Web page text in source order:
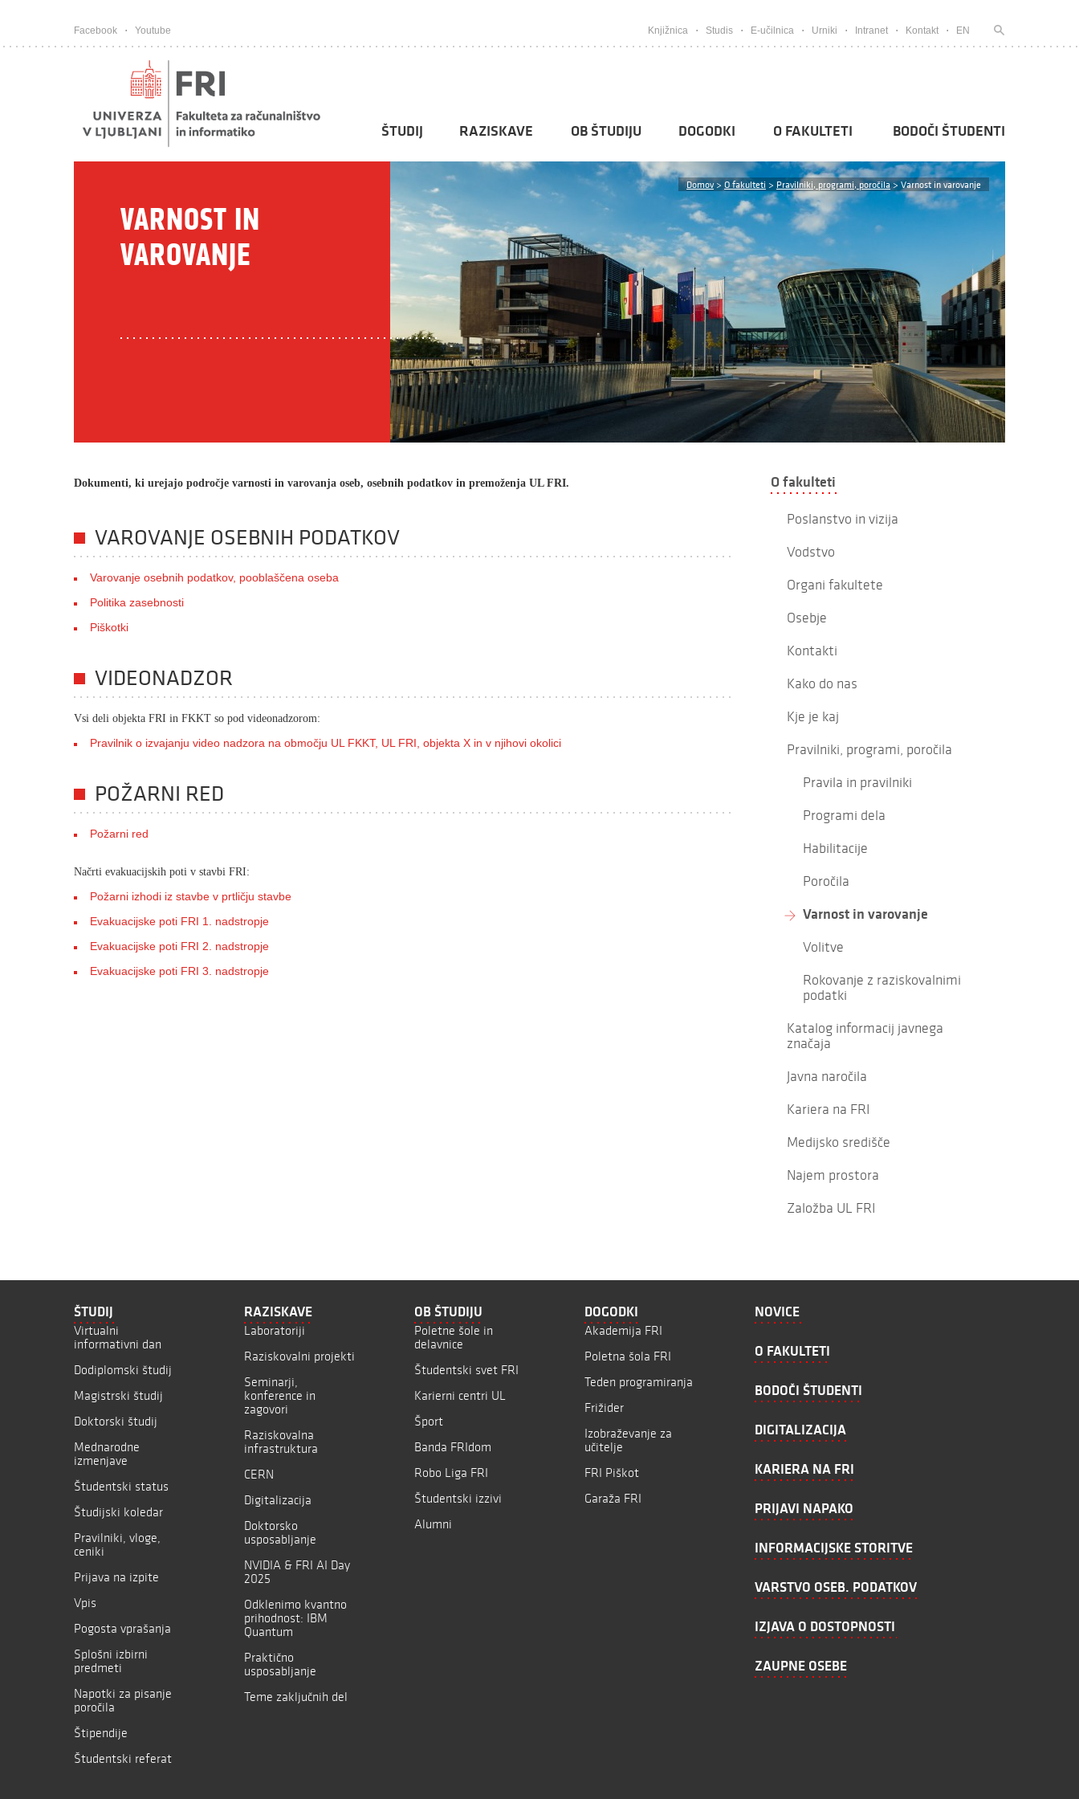
Facebook Youtube Knjižnica Studis E-učilnica Urniki Intranet Kontakt EN
ŠTUDIJ RAZISKAVE OB ŠTUDIJU DOGODKI O FAKULTETI BODOČI ŠTUDENTI
Domov > O fakulteti > Pravilniki, programi, poročila >Varnost in varovanje
VARNOST IN
VAROVANJE
Dokumenti, ki urejajo področje varnosti in varovanja oseb, osebnih podatkov in premoženja UL FRI.
VAROVANJE OSEBNIH PODATKOV
Varovanje osebnih podatkov, pooblaščena oseba
Politika zasebnosti
Piškotki
VIDEONADZOR
Vsi deli objekta FRI in FKKT so pod videonadzorom:
Pravilnik o izvajanju video nadzora na območju UL FKKT, UL FRI, objekta X in v njihovi okolici
POŽARNI RED
Požarni red
Načrti evakuacijskih poti v stavbi FRI:
Požarni izhodi iz stavbe v prtličju stavbe
Evakuacijske poti FRI 1. nadstropje
Evakuacijske poti FRI 2. nadstropje
Evakuacijske poti FRI 3. nadstropje
O fakulteti
Poslanstvo in vizija
Vodstvo
Organi fakultete
Osebje
Kontakti
Kako do nas
Kje je kaj
Pravilniki, programi, poročila
Pravila in pravilniki
Programi dela
Habilitacije
Poročila
Varnost in varovanje
Volitve
Rokovanje z raziskovalnimi
podatki
Katalog informacij javnega
značaja
Javna naročila
Kariera na FRI
Medijsko središče
Najem prostora
Založba UL FRI
ŠTUDIJ
Virtualni
informativni dan
Dodiplomski študij
Magistrski študij
Doktorski študij
Mednarodne
izmenjave
Študentski status
Študijski koledar
Pravilniki, vloge,
ceniki
Prijava na izpite
Vpis
Pogosta vprašanja
Splošni izbirni
predmeti
Napotki za pisanje
poročila
Štipendije
Študentski referat
RAZISKAVE
Laboratoriji
Raziskovalni projekti
Seminarji,
konference in
zagovori
Raziskovalna
infrastruktura
CERN
Digitalizacija
Doktorsko
usposabljanje
NVIDIA & FRI AI Day
2025
Odklenimo kvantno
prihodnost: IBM
Quantum
Praktično
usposabljanje
Teme zaključnih del
OB ŠTUDIJU
Poletne šole in
delavnice
Študentski svet FRI
Karierni centri UL
Šport
Banda FRIdom
Robo Liga FRI
Študentski izzivi
Alumni
DOGODKI
Akademija FRI
Poletna šola FRI
Teden programiranja
Frižider
Izobraževanje za
učitelje
FRI Piškot
Garaža FRI
NOVICE
O FAKULTETI
BODOČI ŠTUDENTI
DIGITALIZACIJA
KARIERA NA FRI
PRIJAVI NAPAKO
INFORMACIJSKE STORITVE
VARSTVO OSEB. PODATKOV
IZJAVA O DOSTOPNOSTI
ZAUPNE OSEBE